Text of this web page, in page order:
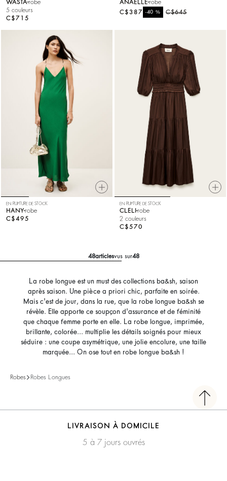
WASTA robe
5 couleurs
C$715
ANAELLE robe
C$645
-40%
C$387
EN RUPTURE DE STOCK
HANYrobe
C$495
EN RUPTURE DE STOCK
CLELI robe
2 couleurs
C$570
48articlesvus sur48
La robe longue est un must des collections ba&sh, saison
après saison. Une pièce a priori chic, parfaite en soirée.
Mais c'est de jour, dans la rue, que la robe longue ba&sh se
révèle. Elle apporte ce soupçon d'assurance et de féminité
que chaque femme porte en elle. La robe longue, imprimée,
brillante, colorée... multiplie les détails soignés pour mieux
séduire : une coupe asymétrique, une jolie encolure, une taille
marquée... On ose tout en robe longue ba&sh !
Robes Robes Longues
LIVRAISON À DOMICILE
5 à 7 jours ouvrés